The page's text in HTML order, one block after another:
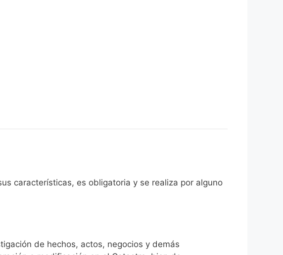
características, es obligatoria y se realiza por alguno
de hechos, actos, negocios y demás